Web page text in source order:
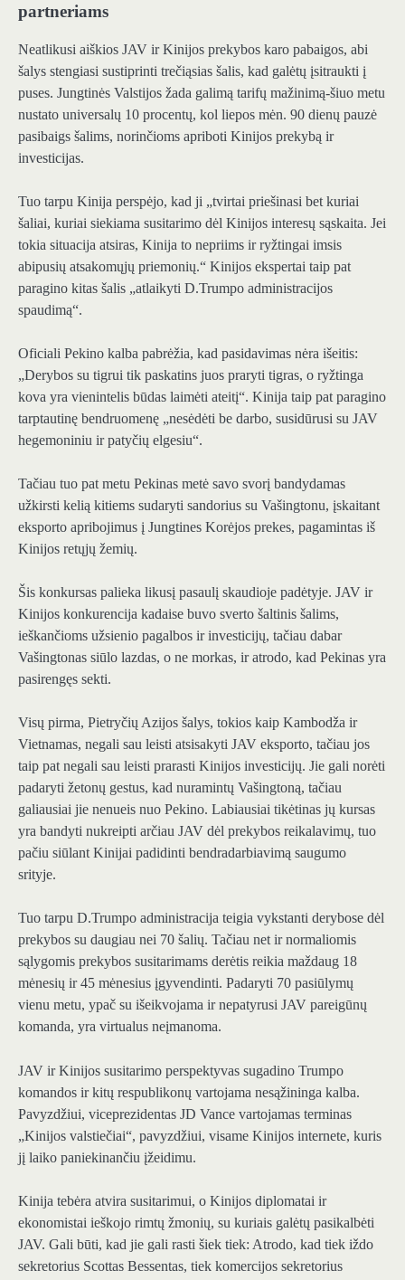
partneriams
Neatlikusi aiškios JAV ir Kinijos prekybos karo pabaigos, abi
šalys stengiasi sustiprinti trečiąsias šalis, kad galėtų įsitraukti į
puses. Jungtinės Valstijos žada galimą tarifų mažinimą-šiuo metu
nustato universalų 10 procentų, kol liepos mėn. 90 dienų pauzė
pasibaigs šalims, norinčioms apriboti Kinijos prekybą ir
investicijas.
Tuo tarpu Kinija perspėjo, kad ji „tvirtai priešinasi bet kuriai
šaliai, kuriai siekiama susitarimo dėl Kinijos interesų sąskaita. Jei
tokia situacija atsiras, Kinija to nepriims ir ryžtingai imsis
abipusių atsakomųjų priemonių.“ Kinijos ekspertai taip pat
paragino kitas šalis „atlaikyti D.Trumpo administracijos
spaudimą“.
Oficiali Pekino kalba pabrėžia, kad pasidavimas nėra išeitis:
„Derybos su tigrui tik paskatins juos praryti tigras, o ryžtinga
kova yra vienintelis būdas laimėti ateitį“. Kinija taip pat paragino
tarptautinę bendruomenę „nesėdėti be darbo, susidūrusi su JAV
hegemoniniu ir patyčių elgesiu“.
Tačiau tuo pat metu Pekinas metė savo svorį bandydamas
užkirsti kelią kitiems sudaryti sandorius su Vašingtonu, įskaitant
eksporto apribojimus į Jungtines Korėjos prekes, pagamintas iš
Kinijos retųjų žemių.
Šis konkursas palieka likusį pasaulį skaudioje padėtyje. JAV ir
Kinijos konkurencija kadaise buvo sverto šaltinis šalims,
ieškančioms užsienio pagalbos ir investicijų, tačiau dabar
Vašingtonas siūlo lazdas, o ne morkas, ir atrodo, kad Pekinas yra
pasirengęs sekti.
Visų pirma, Pietryčių Azijos šalys, tokios kaip Kambodža ir
Vietnamas, negali sau leisti atsisakyti JAV eksporto, tačiau jos
taip pat negali sau leisti prarasti Kinijos investicijų. Jie gali norėti
padaryti žetonų gestus, kad nuramintų Vašingtoną, tačiau
galiausiai jie nenueis nuo Pekino. Labiausiai tikėtinas jų kursas
yra bandyti nukreipti arčiau JAV dėl prekybos reikalavimų, tuo
pačiu siūlant Kinijai padidinti bendradarbiavimą saugumo
srityje.
Tuo tarpu D.Trumpo administracija teigia vykstanti derybose dėl
prekybos su daugiau nei 70 šalių. Tačiau net ir normaliomis
sąlygomis prekybos susitarimams derėtis reikia maždaug 18
mėnesių ir 45 mėnesius įgyvendinti. Padaryti 70 pasiūlymų
vienu metu, ypač su išeikvojama ir nepatyrusi JAV pareigūnų
komanda, yra virtualus neįmanoma.
JAV ir Kinijos susitarimo perspektyvas sugadino Trumpo
komandos ir kitų respublikonų vartojama nesąžininga kalba.
Pavyzdžiui, viceprezidentas JD Vance vartojamas terminas
„Kinijos valstiečiai“, pavyzdžiui, visame Kinijos internete, kuris
jį laiko paniekinančiu įžeidimu.
Kinija tebėra atvira susitarimui, o Kinijos diplomatai ir
ekonomistai ieškojo rimtų žmonių, su kuriais galėtų pasikalbėti
JAV. Gali būti, kad jie gali rasti šiek tiek: Atrodo, kad tiek iždo
sekretorius Scottas Bessentas, tiek komercijos sekretorius